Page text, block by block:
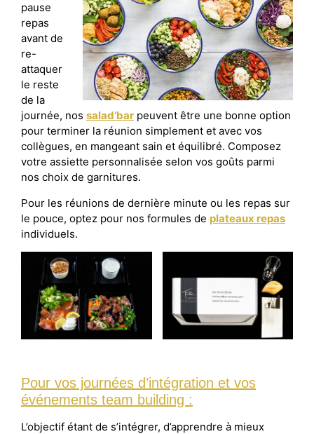
pause
repas
avant de
re-
attaquer
le reste
de la
journée, nos salad’bar peuvent être une bonne option
pour terminer la réunion simplement et avec vos
collègues, en mangeant sain et équilibré. Composez
votre assiette personnalisée selon vos goûts parmi
nos choix de garnitures.
Pour les réunions de dernière minute ou les repas sur
le pouce, optez pour nos formules de plateaux repas
individuels.
Pour vos journées d’intégration et vos
événements team building :
L’objectif étant de s’intégrer, d’apprendre à mieux